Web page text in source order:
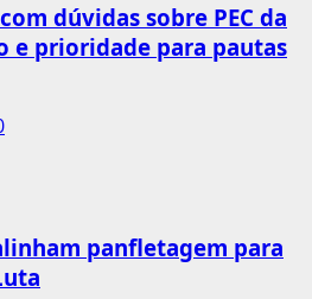
dúvidas sobre PEC da
e prioridade para pautas
panfletagem para